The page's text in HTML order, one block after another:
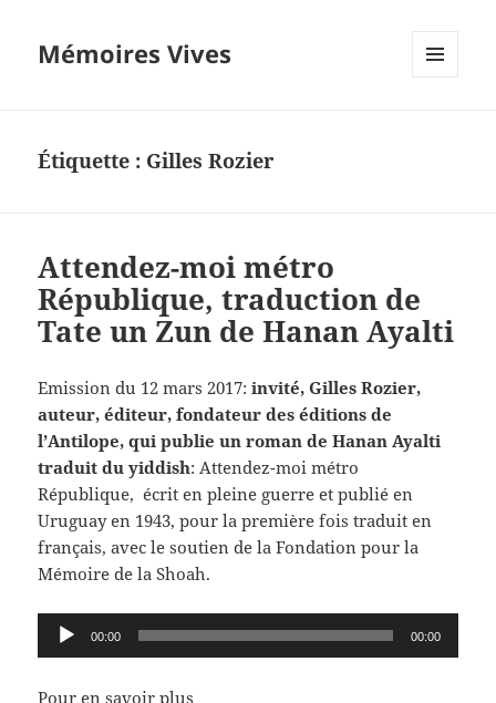
Mémoires Vives
Étiquette : Gilles Rozier
Attendez-moi métro
République, traduction de
Tate un Zun de Hanan Ayalti
Emission du 12 mars 2017:invité, Gilles Rozier,
auteur, éditeur, fondateur des éditions de
l’Antilope, qui publie un roman de Hanan Ayalti
traduit du yiddish: Attendez-moi métro
République, écrit en pleine guerre et publié en
Uruguay en 1943, pour la première fois traduit en
français, avec le soutien de la Fondation pour la
Mémoire de la Shoah.
Lecteur
audio
00:00 00:00
Pour en savoir plus